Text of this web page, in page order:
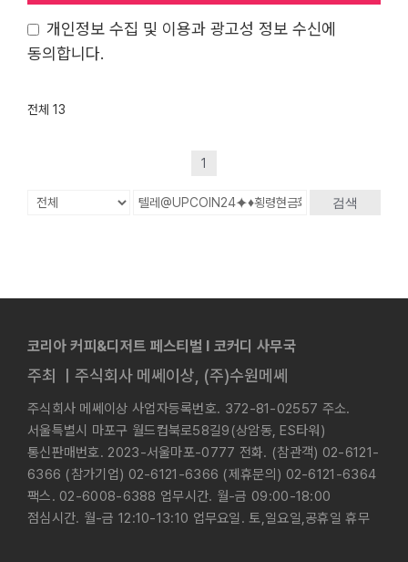
개인정보 수집 및 이용과 광고성 정보 수신에
동의합니다.
전체 13
1
검색
코리아 커피&디저트 페스티벌 l 코커디 사무국
주최 ㅣ주식회사 메쎄이상, (주)수원메쎄
주식회사 메쎄이상 사업자등록번호. 372-81-02557 주소.
서울특별시 마포구 월드컵북로58길9(상암동, ES타워)
통신판매번호. 2023-서울마포-0777 전화. (참관객) 02-6121-
6366 (참가기업) 02-6121-6366 (제휴문의) 02-6121-6364
팩스. 02-6008-6388 업무시간. 월-금 09:00-18:00
점심시간. 월-금 12:10-13:10 업무요일. 토,일요일,공휴일 휴무